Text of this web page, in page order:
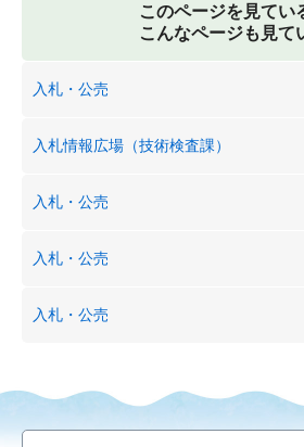
このページを見てい
こんなページも見て
入札・公売
入札情報広場（技術検査課）
入札・公売
入札・公売
入札・公売